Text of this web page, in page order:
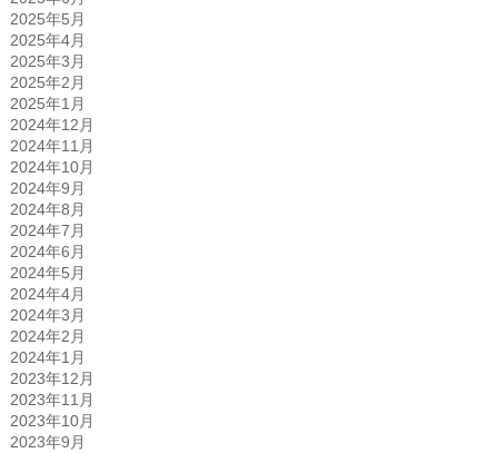
2025年5月
2025年4月
2025年3月
2025年2月
2025年1月
2024年12月
2024年11月
2024年10月
2024年9月
2024年8月
2024年7月
2024年6月
2024年5月
2024年4月
2024年3月
2024年2月
2024年1月
2023年12月
2023年11月
2023年10月
2023年9月